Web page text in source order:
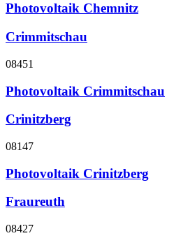
Photovoltaik Chemnitz
Crimmitschau
08451
Photovoltaik Crimmitschau
Crinitzberg
08147
Photovoltaik Crinitzberg
Fraureuth
08427